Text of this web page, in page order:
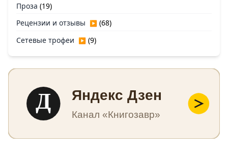
Проза (19)
Рецензии и отзывы ▶ (68)
Сетевые трофеи ▶ (9)
Д Яндекс Дзен
Канал «Книгозавр»